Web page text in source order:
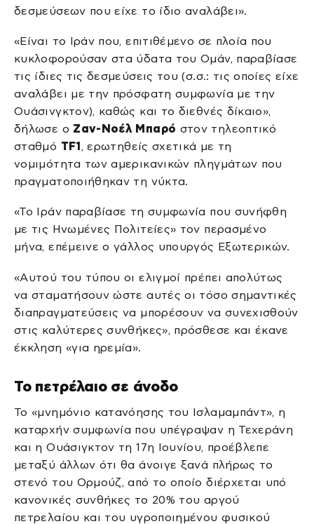
δεσμεύσεων που είχε το ίδιο αναλάβει».
«Είναι το Ιράν που, επιτιθέμενο σε πλοία που
κυκλοφορούσαν στα ύδατα του Ομάν, παραβίασε
τις ίδιες τις δεσμεύσεις του (σ.σ.: τις οποίες είχε
αναλάβει με την πρόσφατη συμφωνία με την
Ουάσινγκτον), καθώς και το διεθνές δίκαιο»,
δήλωσε ο Ζαν-Νοέλ Μπαρό στον τηλεοπτικό
σταθμό TF1 , ερωτηθείς σχετικά με τη
νομιμότητα των αμερικανικών πληγμάτων που
πραγματοποιήθηκαν τη νύκτα.
«Το Ιράν παραβίασε τη συμφωνία που συνήφθη
με τις Ηνωμένες Πολιτείες» τον περασμένο
μήνα, επέμεινε ο γάλλος υπουργός Εξωτερικών.
«Αυτού του τύπου οι ελιγμοί πρέπει απολύτως
να σταματήσουν ώστε αυτές οι τόσο σημαντικές
διαπραγματεύσεις να μπορέσουν να συνεχισθούν
στις καλύτερες συνθήκες», πρόσθεσε και έκανε
έκκληση «για ηρεμία».
Το πετρέλαιο σε άνοδο
Το «μνημόνιο κατανόησης του Ισλαμαμπάντ», η
καταρχήν συμφωνία που υπέγραψαν η Τεχεράνη
και η Ουάσιγκτον τη 17η Ιουνίου, προέβλεπε
μεταξύ άλλων ότι θα άνοιγε ξανά πλήρως το
στενό του Ορμούζ, από το οποίο διέρχεται υπό
κανονικές συνθήκες το 20% του αργού
πετρελαίου και του υγροποιημένου φυσικού